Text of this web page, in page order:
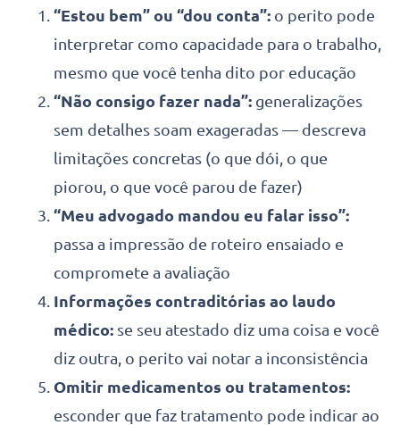
“Estou bem” ou “dou conta”: o perito pode
interpretar como capacidade para o trabalho,
mesmo que você tenha dito por educação
“Não consigo fazer nada”: generalizações
sem detalhes soam exageradas — descreva
limitações concretas (o que dói, o que
piorou, o que você parou de fazer)
“Meu advogado mandou eu falar isso”:
passa a impressão de roteiro ensaiado e
compromete a avaliação
Informações contraditórias ao laudo
médico: se seu atestado diz uma coisa e você
diz outra, o perito vai notar a inconsistência
Omitir medicamentos ou tratamentos:
esconder que faz tratamento pode indicar ao